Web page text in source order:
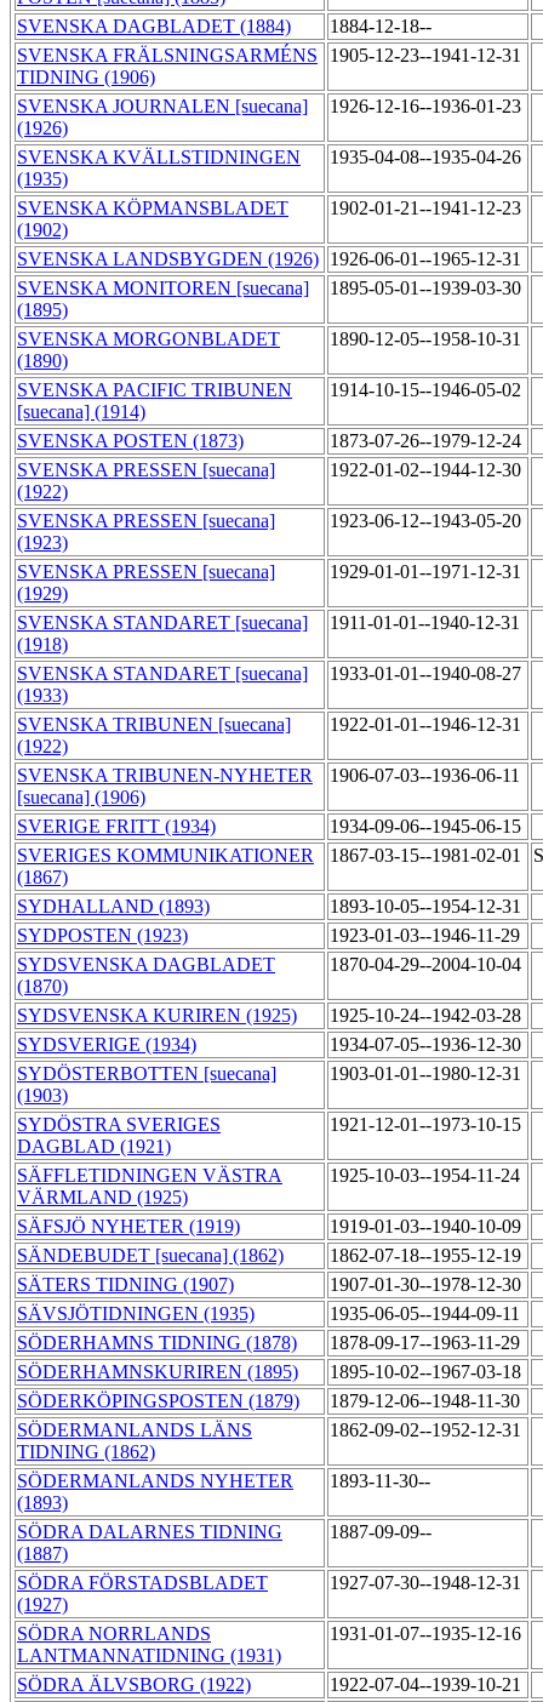
SVENSKA DAGBLADET (1884)
1884-12-18--
SVENSKA FRÄLSNINGSARMÉNS
TIDNING (1906)
1905-12-23--1941-12-31
SVENSKA JOURNALEN [suecana]
(1926)
1926-12-16--1936-01-23
SVENSKA KVÄLLSTIDNINGEN
(1935)
1935-04-08--1935-04-26
SVENSKA KÖPMANSBLADET
(1902)
1902-01-21--1941-12-23
SVENSKA LANDSBYGDEN (1926) 1926-06-01--1965-12-31
SVENSKA MONITOREN [suecana]
(1895)
1895-05-01--1939-03-30
SVENSKA MORGONBLADET
(1890)
1890-12-05--1958-10-31
SVENSKA PACIFIC TRIBUNEN
[suecana] (1914)
1914-10-15--1946-05-02
SVENSKA POSTEN (1873)
1873-07-26--1979-12-24
SVENSKA PRESSEN [suecana]
(1922)
1922-01-02--1944-12-30
SVENSKA PRESSEN [suecana]
(1923)
1923-06-12--1943-05-20
SVENSKA PRESSEN [suecana]
(1929)
1929-01-01--1971-12-31
SVENSKA STANDARET [suecana]
(1918)
1911-01-01--1940-12-31
SVENSKA STANDARET [suecana]
(1933)
1933-01-01--1940-08-27
SVENSKA TRIBUNEN [suecana]
(1922)
1922-01-01--1946-12-31
SVENSKA TRIBUNEN-NYHETER
[suecana] (1906)
1906-07-03--1936-06-11
SVERIGE FRITT (1934)
1934-09-06--1945-06-15
SVERIGES KOMMUNIKATIONER
(1867)
1867-03-15--1981-02-01
SYDHALLAND (1893)
1893-10-05--1954-12-31
SYDPOSTEN (1923)
1923-01-03--1946-11-29
SYDSVENSKA DAGBLADET
(1870)
1870-04-29--2004-10-04
SYDSVENSKA KURIREN (1925)
1925-10-24--1942-03-28
SYDSVERIGE (1934)
1934-07-05--1936-12-30
SYDÖSTERBOTTEN [suecana]
(1903)
1903-01-01--1980-12-31
SYDÖSTRA SVERIGES
DAGBLAD (1921)
1921-12-01--1973-10-15
SÄFFLETIDNINGEN VÄSTRA
VÄRMLAND (1925)
1925-10-03--1954-11-24
SÄFSJÖ NYHETER (1919)
1919-01-03--1940-10-09
SÄNDEBUDET [suecana] (1862)
1862-07-18--1955-12-19
SÄTERS TIDNING (1907)
1907-01-30--1978-12-30
SÄVSJÖTIDNINGEN (1935)
1935-06-05--1944-09-11
SÖDERHAMNS TIDNING (1878)
1878-09-17--1963-11-29
SÖDERHAMNSKURIREN (1895)
1895-10-02--1967-03-18
SÖDERKÖPINGSPOSTEN (1879)
1879-12-06--1948-11-30
SÖDERMANLANDS LÄNS
TIDNING (1862)
1862-09-02--1952-12-31
SÖDERMANLANDS NYHETER
(1893)
1893-11-30--
SÖDRA DALARNES TIDNING
(1887)
1887-09-09--
SÖDRA FÖRSTADSBLADET
(1927)
1927-07-30--1948-12-31
SÖDRA NORRLANDS
LANTMANNATIDNING (1931)
1931-01-07--1935-12-16
SÖDRA ÄLVSBORG (1922)
1922-07-04--1939-10-21